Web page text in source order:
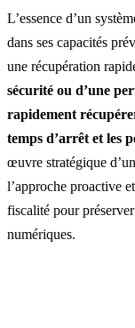
L’essence d’un
dans ses capacités
une récupération
sécurité ou d’une
rapidement
temps d’arrêt et les
œuvre stratégique
l’approche proactive
fiscalité pour
numériques.